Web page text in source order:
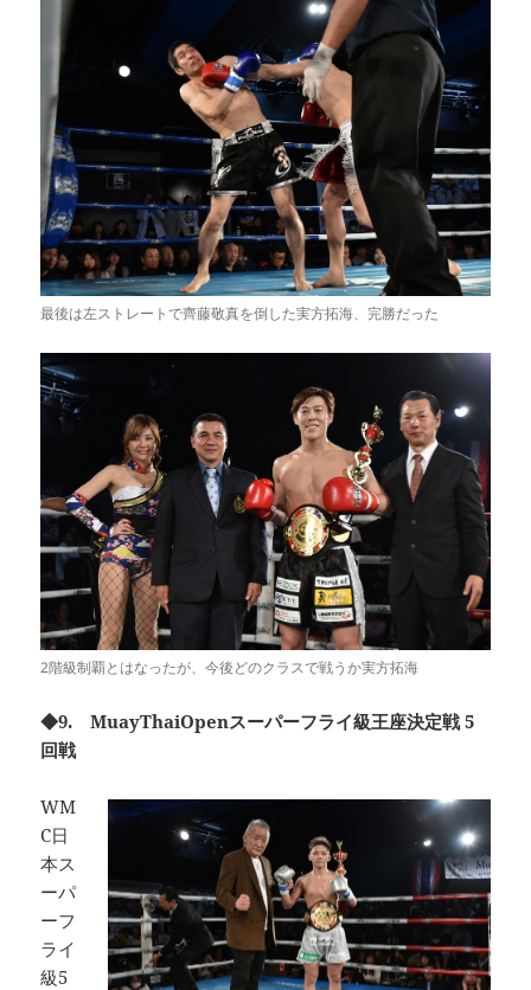
最後は左ストレートで齊藤敬真を倒した実方拓海、完勝だった
2階級制覇とはなったが、今後どのクラスで戦うか実方拓海
◆9. MuayThaiOpenスーパーフライ級王座決定戦 5
回戦
WM
C日
本ス
ーパ
ーフ
ライ
級5